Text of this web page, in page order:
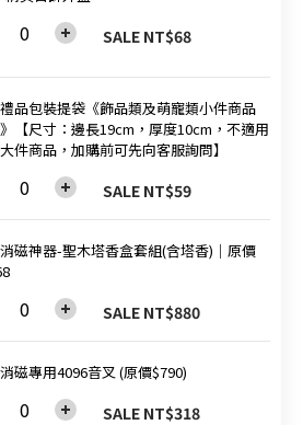
SALE NT$68
品包裝提袋《飾品類及萌寵類小件商品
【尺寸：邊長19cm，厚度10cm，不適用
件商品，加購前可先向客服詢問】
SALE NT$59
磁神器-聖木塔香盒套組(含塔香)│原價
SALE NT$880
磁專用4096音叉 (原價$790)
SALE NT$318